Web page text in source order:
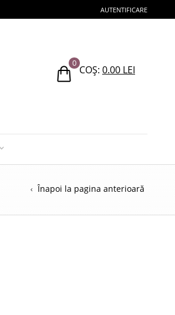
AUTENTIFICARE
0
COȘ: 0.00 LEI
Înapoi la pagina anterioară